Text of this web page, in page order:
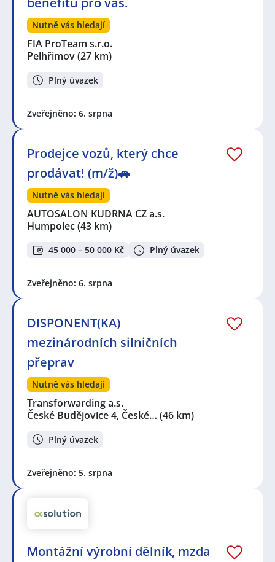
Nutně vás hledají
FIA ProTeam s.r.o.
Pelhřimov(27 km)
Plný úvazek
Zveřejněno: 6. srpna
Prodejce vozů, který chce
prodávat! (m/ž)🚗
Nutně vás hledají
AUTOSALON KUDRNA CZ a.s.
Humpolec(43 km)
45 000 – 50 000 Kč Plný úvazek
Zveřejněno: 6. srpna
DISPONENT(KA)
mezinárodních silničních
přeprav
Nutně vás hledají
Transforwarding a.s.
České Budějovice 4, České… (46 km)
Plný úvazek
Zveřejněno: 5. srpna
Montážní výrobní dělník, mzda